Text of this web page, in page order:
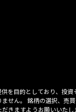
を目的としており、投資
せん。 銘柄の選択、売
きますようお願いいたし